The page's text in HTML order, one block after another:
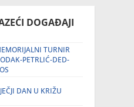
DOGAĐAJI
TURNIR
PETRLIĆ-DED-
DAN U KRIŽU